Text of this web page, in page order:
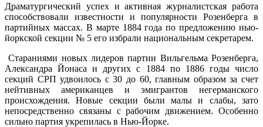
Драматургический успех и активная журналистская работа
способствовали известности и популярности Розенберга в
партийных массах. В марте 1884 года по предложению нью-
йоркской секции № 5 его избрали национальным секретарем.
Стараниями новых лидеров партии Вильгельма Розенберга,
Александра Йонаса и других с 1884 по 1886 годы число
секций СРП удвоилось с 30 до 60, главным образом за счет
нейтивных американцев и эмигрантов негерманского
происхождения. Новые секции были малы и слабы, зато
непосредственно связаны с рабочим движением. Особенно
сильно партия укрепилась в Нью-Йорке.